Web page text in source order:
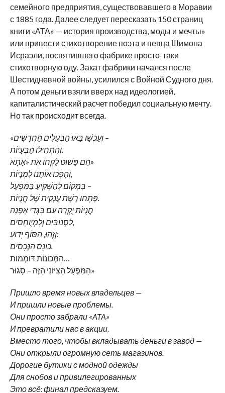
семейного предприятия, существовавшего в Моравии
с 1885 года. Далее следует пересказать 150 страниц
книги «АТА» — история производства, моды и мечты»
или привести стихотворение поэта и певца Шимона
Исраэли, посвятившего фабрике просто-таки
стихотворную оду. Закат фабрики начался после
Шестидневной войны, усилился с Войной Судного дня.
А потом деньги взяли вверх над идеологией,
капиталистический расчет победил социальную мечту.
Но так происходит всегда.
«וְעַכְשָׁו בָּאוּ הַבְּעָלִים הַחֲדָשִׁים –
וְהִתְחִילוּ הַבְּעָיוֹת.
הֵם פָּשׁוּט לָקְחוּ אֶת «אָתָא»
וְהָפְכוּ אוֹתָנוּ לִמְנָיוֹת,
בִּמְקוֹם לְהַשְׁקִיעַ בַּמִּפְעָל –
פָּתְחוּ רֶשֶׁת עֲנָקִית שֶׁל חֲנֻיּוֹת.
חֲנֻיּוֹת יֻקְרָה עִם בִּגְדֵי אָפְנָה
לִסְנוֹבִּים וְלִמְיֻוחָסִים,
וְזֶהוּ, הַסּוֹף יָדוּעַ:
כּוֹנֵס הַנְּכָסִים.
הַמִּפְעָל הַצִּיּוֹנִי הַזֶּה – סָגוּר»
Пришло время новых владельцев —
И пришли новые проблемы.
Они просто забрали «ATA»
И превратили нас в акции.
Вместо того, чтобы вкладывать деньги в завод —
Они открыли огромную сеть магазинов.
Дорогие бутики с модной одежды
Для снобов и привилегированных
Это всё: финал предсказуем.